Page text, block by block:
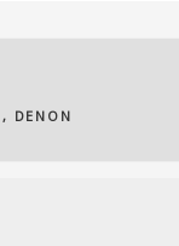
, DENON